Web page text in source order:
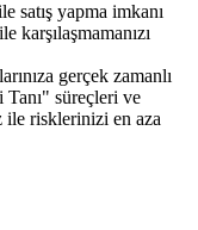
satış yapma imkanı
karşılaşmamanızı
gerçek zamanlı
Tanı" süreçleri ve
risklerinizi en aza